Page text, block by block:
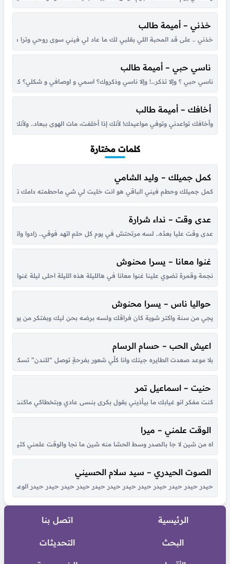
خذني – أميمة طالب
خذني .. على قد المحبة اللي بقلبي لك ما عاد لي فيني سوى روحي وترا هي
ناسي حبي – أميمة طالب
ناسي حبي ؟ وإلا تذكر…! وإلا ناسي وذكروك؟ اسمي و اوصافي و شكلي؟
أخافك – أميمة طالب
وأخافك تواعدني وتوفي مواعيدك! لأنك إذا أخلفت، مات الهوى ببعاد.. ولأنك
كلمات مختارة
كمل جميلك – وليد الشامي
كمل جميلك وحطم فيني الباقي هو انت خليت لي شي ماحطمته دامك تلذذ
عدى وقت – نداء شرارة
عدى وقت عليا بعدُه.. لسه مرتحتش في يوم كل حلم اتهد فوقي.. زادوا
غنوا معانا – يسرا محنوش
نجمة وقمرة تضوي علينا غنوا معانا في هالليلة هذه الليلة احلى ليلة غنوا معانا
حواليا ناس – يسرا محنوش
يجي من سنة واكتر شوية كان فراقك ولسه برضه بحن ليك وبفتكر من يوم
اعيش الحب – حسام الرسام
بلا موعد صعدت الطايره جيتك وانا كلّي شعور بفرحةٍ توصل “للندن”
حنيت – اسماعيل تمر
كنت مفكر انو غيابك ما بيأذيني بقول بكرى بنسى عادي وبتخطاكي ماكنت
الوقت علمني – ميرا
اه من شين لا جا بالصدر وسط الحشا منه شين ما نجا والوقت علمني كثير
الصوت الحيدري – سيد سلام الحسيني
حيدر حيدر حيدر حيدر حيدر حيدر حيدر حيدر حيدر حيدر حيدر حيدر الوعد
الرئيسية اتصل بنا
البحث التحديثات